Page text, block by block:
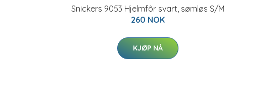
Snickers 9053 Hjelmfôr svart, sømløs S/M
260 NOK
KJØP NÅ